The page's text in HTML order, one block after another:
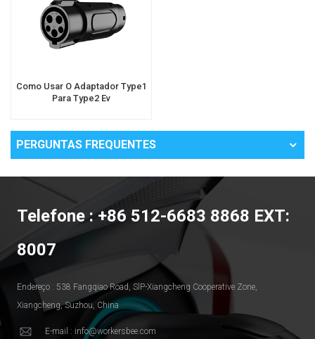
Como Usar O Adaptador Type1
Para Type2 Ev
PERGUNTAS FREQUENTES
Telefone : +86 512-6683 8868 EXT:
8007
Endereço : 538 Fangqiao Road, SlP-Xiangcheng Cooperative Zone,
Xiangcheng, Suzhou, China
E-mail : info@workersbee.com